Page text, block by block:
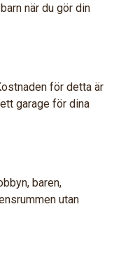
när du gör din
för detta är
garage för dina
baren,
utan